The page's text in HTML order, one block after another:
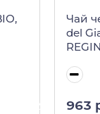
Чай
del
963